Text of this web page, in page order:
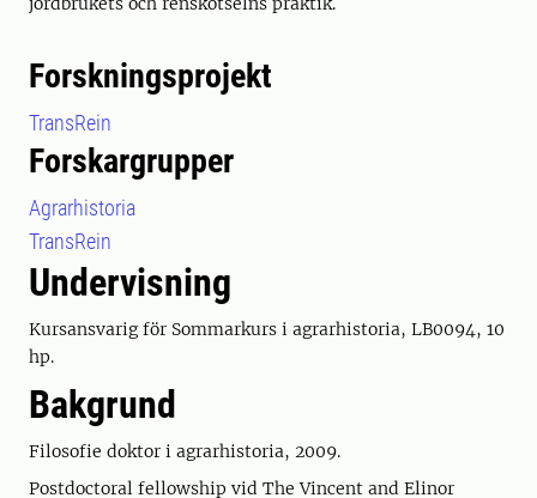
Forskningsprojekt
TransRein
Forskargrupper
Agrarhistoria
TransRein
Undervisning
Kursansvarig för Sommarkurs i agrarhistoria, LB0094, 10
hp.
Bakgrund
Filosofie doktor i agrarhistoria, 2009.
Postdoctoral fellowship vid The Vincent and Elinor